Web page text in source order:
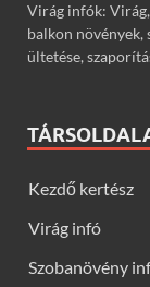
Virág infók:
balkon növények,
ültetése,
Kezdő kertész
Virág infó
Szobanövény